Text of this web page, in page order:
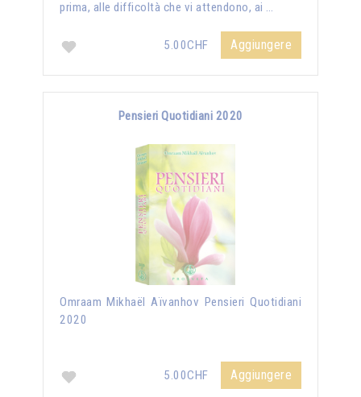
prima, alle difficoltà che vi attendono, ai …
5.00CHF Aggiungere
Pensieri Quotidiani 2020
Omraam Mikhaël Aïvanhov Pensieri Quotidiani
2020
5.00CHF Aggiungere